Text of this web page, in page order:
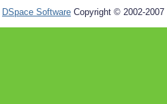
DSpace Software Copyright © 2002-2007